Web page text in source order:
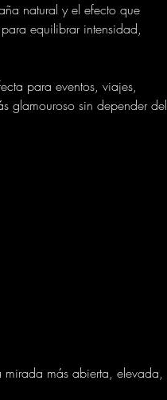
natural y el efecto que
equilibrar intensidad,
para eventos, viajes,
glamouroso sin depender del
mirada más abierta, elevada,